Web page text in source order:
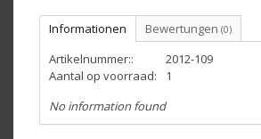
Informationen Bewertungen (0)
Artikelnummer::
2012-109
Aantal op voorraad:
1
No information found